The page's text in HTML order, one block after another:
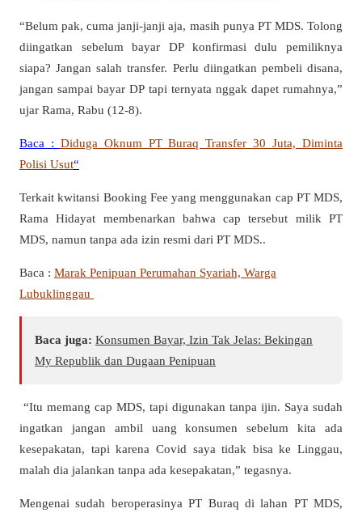
“Belum pak, cuma janji-janji aja, masih punya PT MDS. Tolong
diingatkan sebelum bayar DP konfirmasi dulu pemiliknya
siapa? Jangan salah transfer. Perlu diingatkan pembeli disana,
jangan sampai bayar DP tapi ternyata nggak dapet rumahnya,”
ujar Rama, Rabu (12-8).
Baca : Diduga Oknum PT Buraq Transfer 30 Juta, Diminta
Polisi Usut“
Terkait kwitansi Booking Fee yang menggunakan cap PT MDS,
Rama Hidayat membenarkan bahwa cap tersebut milik PT
MDS, namun tanpa ada izin resmi dari PT MDS..
Baca : Marak Penipuan Perumahan Syariah, Warga
Lubuklinggau
Baca juga: Konsumen Bayar, Izin Tak Jelas: Bekingan
My Republik dan Dugaan Penipuan
“Itu memang cap MDS, tapi digunakan tanpa ijin. Saya sudah
ingatkan jangan ambil uang konsumen sebelum kita ada
kesepakatan, tapi karena Covid saya tidak bisa ke Linggau,
malah dia jalankan tanpa ada kesepakatan,” tegasnya.
Mengenai sudah beroperasinya PT Buraq di lahan PT MDS,